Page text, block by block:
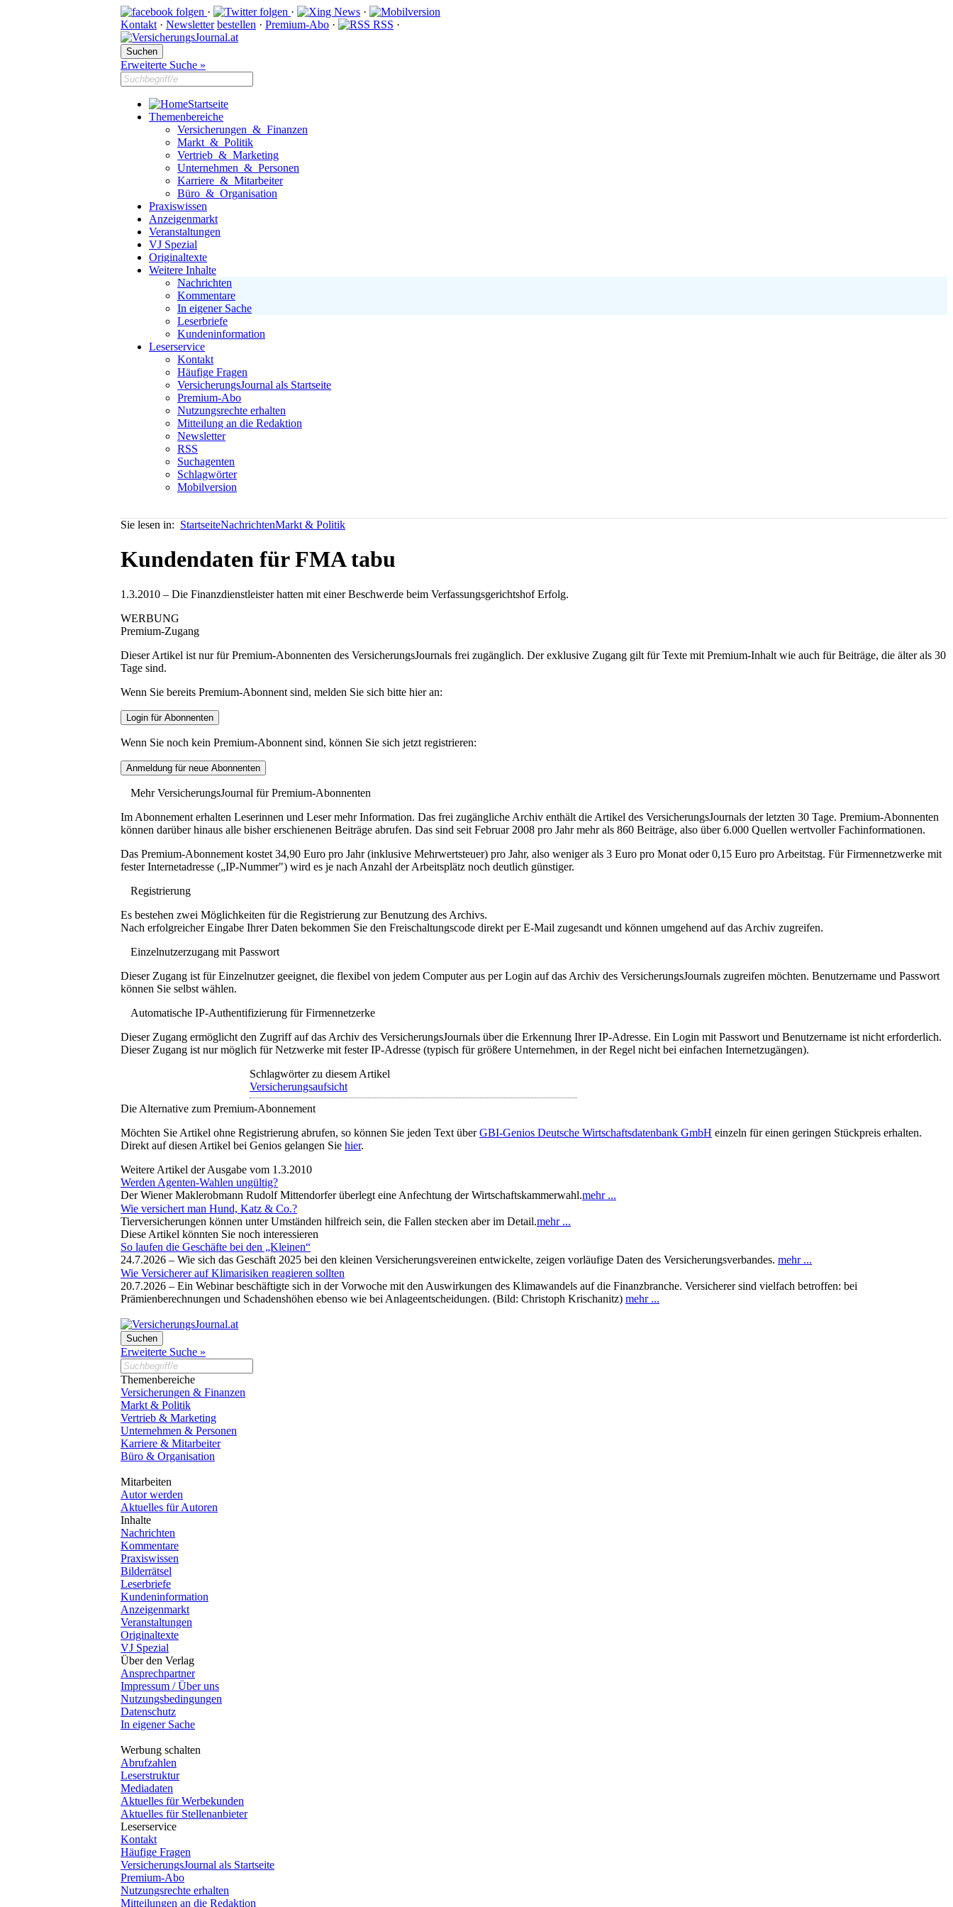
· ·
·
Kontakt · Newsletter bestellen · Premium-Abo · RSS ·
Erweiterte Suche »
Startseite
Themenbereiche
Versicherungen & Finanzen
Markt & Politik
Vertrieb & Marketing
Unternehmen & Personen
Karriere & Mitarbeiter
Büro & Organisation
Praxiswissen
Anzeigenmarkt
Veranstaltungen
VJ Spezial
Originaltexte
Weitere Inhalte
Nachrichten
Kommentare
In eigener Sache
Leserbriefe
Kundeninformation
Leserservice
Kontakt
Häufige Fragen
VersicherungsJournal als Startseite
Premium-Abo
Nutzungsrechte erhalten
Mitteilung an die Redaktion
Newsletter
RSS
Suchagenten
Schlagwörter
Mobilversion
Sie lesen in: StartseiteNachrichtenMarkt & Politik
Kundendaten für FMA tabu
1.3.2010 – Die Finanzdienstleister hatten mit einer Beschwerde beim Verfassungsgerichtshof Erfolg.
WERBUNG
Premium-Zugang
Dieser Artikel ist nur für Premium-Abonnenten des VersicherungsJournals frei zugänglich. Der exklusive Zugang gilt für Texte mit Premium-Inhalt wie auch für Beiträge, die älter als 30
Tage sind.
Wenn Sie bereits Premium-Abonnent sind, melden Sie sich bitte hier an:
Wenn Sie noch kein Premium-Abonnent sind, können Sie sich jetzt registrieren:
Mehr VersicherungsJournal für Premium-Abonnenten
Im Abonnement erhalten Leserinnen und Leser mehr Information. Das frei zugängliche Archiv enthält die Artikel des VersicherungsJournals der letzten 30 Tage. Premium-Abonnenten
können darüber hinaus alle bisher erschienenen Beiträge abrufen. Das sind seit Februar 2008 pro Jahr mehr als 860 Beiträge, also über 6.000 Quellen wertvoller Fachinformationen.
Das Premium-Abonnement kostet 34,90 Euro pro Jahr (inklusive Mehrwertsteuer) pro Jahr, also weniger als 3 Euro pro Monat oder 0,15 Euro pro Arbeitstag. Für Firmennetzwerke mit
fester Internetadresse („IP-Nummer") wird es je nach Anzahl der Arbeitsplätz noch deutlich günstiger.
Registrierung
Es bestehen zwei Möglichkeiten für die Registrierung zur Benutzung des Archivs.
Nach erfolgreicher Eingabe Ihrer Daten bekommen Sie den Freischaltungscode direkt per E-Mail zugesandt und können umgehend auf das Archiv zugreifen.
Einzelnutzerzugang mit Passwort
Dieser Zugang ist für Einzelnutzer geeignet, die flexibel von jedem Computer aus per Login auf das Archiv des VersicherungsJournals zugreifen möchten. Benutzername und Passwort
können Sie selbst wählen.
Automatische IP-Authentifizierung für Firmennetzerke
Dieser Zugang ermöglicht den Zugriff auf das Archiv des VersicherungsJournals über die Erkennung Ihrer IP-Adresse. Ein Login mit Passwort und Benutzername ist nicht erforderlich.
Dieser Zugang ist nur möglich für Netzwerke mit fester IP-Adresse (typisch für größere Unternehmen, in der Regel nicht bei einfachen Internetzugängen).
Schlagwörter zu diesem Artikel
Versicherungsaufsicht
Die Alternative zum Premium-Abonnement
Möchten Sie Artikel ohne Registrierung abrufen, so können Sie jeden Text überGBI-Genios Deutsche Wirtschaftsdatenbank GmbH einzeln für einen geringen Stückpreis erhalten.
Direkt auf diesen Artikel bei Genios gelangen Sie hier.
Weitere Artikel der Ausgabe vom 1.3.2010
Werden Agenten-Wahlen ungültig?
Der Wiener Maklerobmann Rudolf Mittendorfer überlegt eine Anfechtung der Wirtschaftskammerwahl.mehr ...
Wie versichert man Hund, Katz & Co.?
Tierversicherungen können unter Umständen hilfreich sein, die Fallen stecken aber im Detail.mehr ...
Diese Artikel könnten Sie noch interessieren
So laufen die Geschäfte bei den „Kleinen“
24.7.2026 – Wie sich das Geschäft 2025 bei den kleinen Versicherungsvereinen entwickelte, zeigen vorläufige Daten des Versicherungsverbandes. mehr ...
Wie Versicherer auf Klimarisiken reagieren sollten
20.7.2026 – Ein Webinar beschäftigte sich in der Vorwoche mit den Auswirkungen des Klimawandels auf die Finanzbranche. Versicherer sind vielfach betroffen: bei
Prämienberechnungen und Schadenshöhen ebenso wie bei Anlageentscheidungen. (Bild: Christoph Krischanitz) mehr ...
Erweiterte Suche »
Themenbereiche
Versicherungen & Finanzen
Markt & Politik
Vertrieb & Marketing
Unternehmen & Personen
Karriere & Mitarbeiter
Büro & Organisation
Mitarbeiten
Autor werden
Aktuelles für Autoren
Inhalte
Nachrichten
Kommentare
Praxiswissen
Bilderrätsel
Leserbriefe
Kundeninformation
Anzeigenmarkt
Veranstaltungen
Originaltexte
VJ Spezial
Über den Verlag
Ansprechpartner
Impressum / Über uns
Nutzungsbedingungen
Datenschutz
In eigener Sache
Werbung schalten
Abrufzahlen
Leserstruktur
Mediadaten
Aktuelles für Werbekunden
Aktuelles für Stellenanbieter
Leserservice
Kontakt
Häufige Fragen
VersicherungsJournal als Startseite
Premium-Abo
Nutzungsrechte erhalten
Mitteilungen an die Redaktion